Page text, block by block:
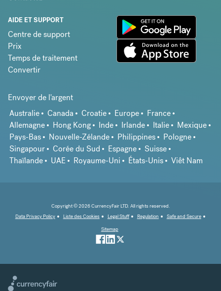
AIDE ET SUPPORT
Centre de support
Prix
Temps de traitement
Convertir
Envoyer de l'argent
Australie
Canada Croatie Europe
France
Allemagne
Hong Kong Inde Irlande Italie
Mexique
Pays-Bas
Nouvelle-Zélande Philippines
Pologne
Singapour
Corée du Sud Espagne
Suisse
Thaïlande
UAE Royaume-Uni États-Unis Viêt Nam
Copyright © 2026 CurrencyFair LTD. All rights reserved.
Data Privacy Policy
Liste des Cookies Legal Stuff Regulation
Safe and Secure
Sitemap